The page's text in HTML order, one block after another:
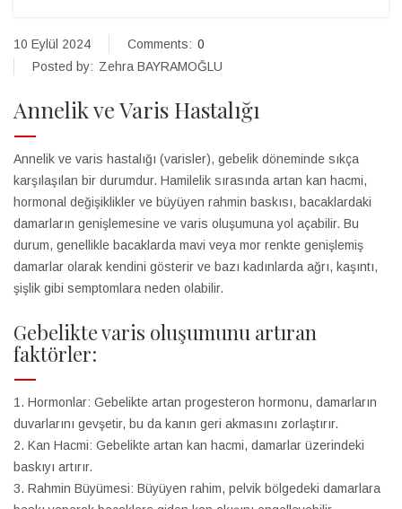
10 Eylül 2024 Comments: 0
Posted by: Zehra BAYRAMOĞLU
Annelik ve Varis Hastalığı
Annelik ve varis hastalığı (varisler), gebelik döneminde sıkça
karşılaşılan bir durumdur. Hamilelik sırasında artan kan hacmi,
hormonal değişiklikler ve büyüyen rahmin baskısı, bacaklardaki
damarların genişlemesine ve varis oluşumuna yol açabilir. Bu
durum, genellikle bacaklarda mavi veya mor renkte genişlemiş
damarlar olarak kendini gösterir ve bazı kadınlarda ağrı, kaşıntı,
şişlik gibi semptomlara neden olabilir.
Gebelikte varis oluşumunu artıran
faktörler:
1. Hormonlar: Gebelikte artan progesteron hormonu, damarların
duvarlarını gevşetir, bu da kanın geri akmasını zorlaştırır.
2. Kan Hacmi: Gebelikte artan kan hacmi, damarlar üzerindeki
baskıyı artırır.
3. Rahmin Büyümesi: Büyüyen rahim, pelvik bölgedeki damarlara